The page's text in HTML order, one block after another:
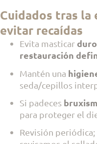
Cuidados tras la
evitar recaídas
Evita masticar duro
restauración
Mantén una
seda/cepillos
Si padeces
para proteger el
Revisión